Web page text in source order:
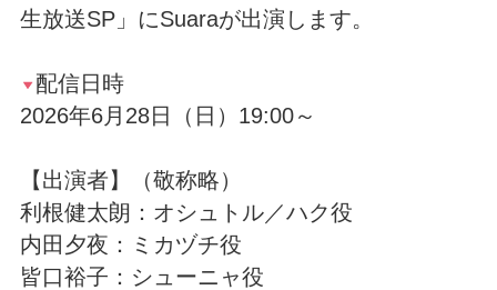
生放送SP」にSuaraが出演します。
配信日時
2026年6月28日（日）19:00～
【出演者】（敬称略）
利根健太朗：オシュトル／ハク役
内田夕夜：ミカヅチ役
皆口裕子：シューニャ役